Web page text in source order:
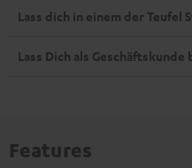
Lass dich in einem der Teufel
Lass Dich als Geschäftskunde
Features